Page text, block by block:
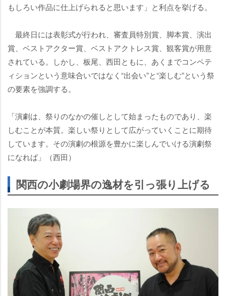
もしろい作品に仕上げられると思います」と利点を挙げる。
最終日には表彰式が行われ、審査員特別賞、脚本賞、演出
賞、ベストアクター賞、ベストアクトレス賞、観客賞が用意
されている。しかし、板尾、西田ともに、あくまでコンペテ
ィションという意味合いではなく“出会い”と“楽しむ”という祭
の要素を強調する。
「演劇は、祭りのなかの催しとして始まったものであり、楽
しむことが本質。楽しい祭りとして広がっていくことに期待
しています。その演劇の根源を豊かに楽しんでいける演劇祭
になれば」（西田）
関西の小劇場界の逸材を引っ張り上げる